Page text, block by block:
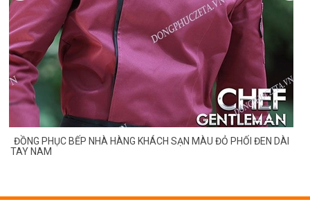
ĐỒNG PHỤC BẾP NHÀ HÀNG KHÁCH SẠN MÀU ĐỎ PHỐI ĐEN DÀI
TAY NAM